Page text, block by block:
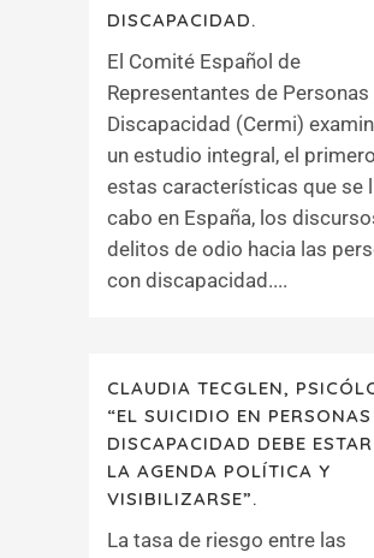
DISCAPACIDAD.
El Comité Español de
Representantes de
Discapacidad (Cermi)
un estudio integral, el
estas características que se
cabo en España, los
delitos de odio hacia las
con discapacidad....
CLAUDIA TECGLEN,
“EL SUICIDIO EN
DISCAPACIDAD DEBE
LA AGENDA POLÍTICA Y
VISIBILIZARSE”.
La tasa de riesgo entre las